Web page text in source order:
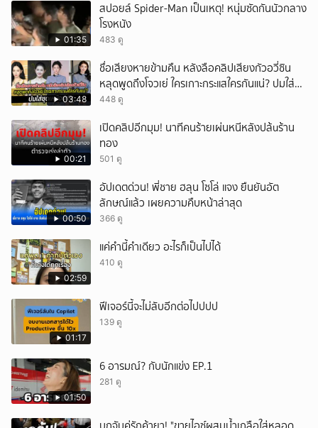
01:35
สปอยล์ Spider-Man เป็นเหตุ! หนุ่มซัดกันนัวกลาง
โรงหนัง
483 ดู
03:48
ชื่อเสียงหายข้ามคืน หลังลือคลิปเสียงกัวอวี่ซิน
หลุดพูดถึงโจวเย่ ใครเกาะกระแสใครกันแน่? ปมใส่ชุด
เหมือนกัน
448 ดู
00:21
เปิดคลิปอีกมุม! นาทีคนร้ายเผ่นหนีหลังปล้uร้าน
ทอง
501 ดู
00:50
อัปเดตด่วน! พี่ชาย ฮลุน โซโล่ แจง ยืนยันอัต
ลักษณ์แล้ว เผยความคืบหน้าล่าสุด
366 ดู
02:59
แค่คำนี้คำเดียว อะไรก็เป็นไปได้
410 ดู
01:17
ฟีเจอร์นี้จะไม่ลับอีกต่อไปปปป
139 ดู
01:50
6 อารมณ์? กับนักแข่ง EP.1
281 ดู